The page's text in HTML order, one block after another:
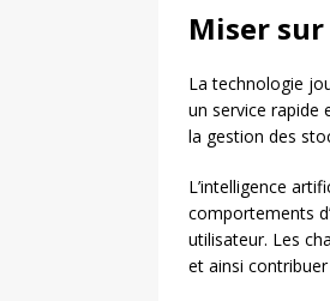
Miser
La technologie
un service rapide
la gestion des
L’intelligence
comportements
utilisateur. Les
et ainsi